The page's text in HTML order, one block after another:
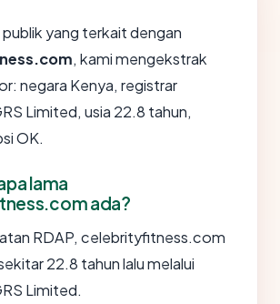
yang terkait dengan
, kami mengekstrak
negara Kenya, registrar
Limited, usia 22.8 tahun,
OK.
lama
ada?
RDAP, celebrityfitness.com
22.8 tahun lalu melalui
Limited.